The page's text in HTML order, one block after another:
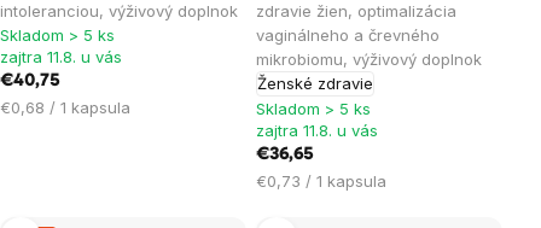
intoleranciou, výživový doplnok
5,0
z
5
hviezdičiek.
Skladom > 5 ks
zajtra 11.8. u vás
€40,75
Jednotková
€0,68 / 1 kapsula
zdravie žien, optimalizácia
vaginálneho a črevného
mikrobiomu, výživový doplnok
Ženské zdravie
4,4
z
5
hviezdičiek.
Skladom > 5 ks
zajtra 11.8. u vás
€36,65
Jednotková
€0,73 / 1 kapsula